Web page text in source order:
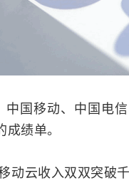
中国移动、中国电
绩单。
动云收入双双突破